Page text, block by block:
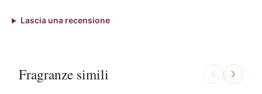
Lascia una recensione
Fragranze simili